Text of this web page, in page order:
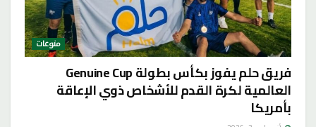
منوعات
فريق حلم يفوز بكأس بطولة Genuine Cup
العالمية لكرة القدم للأشخاص ذوي الإعاقة
بأمريكا